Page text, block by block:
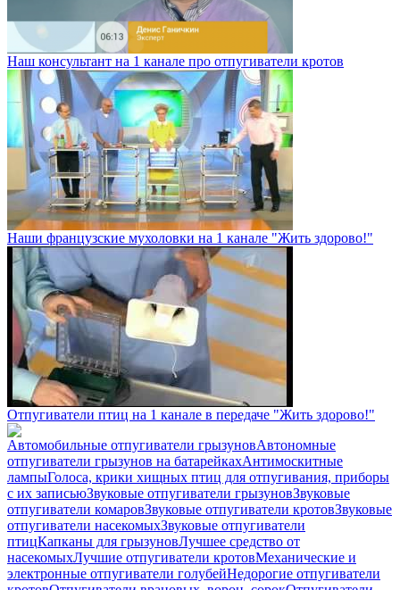
Наш консультант на 1 канале про отпугиватели кротов
Наши французские мухоловки на 1 канале "Жить здорово!"
Отпугиватели птиц на 1 канале в передаче "Жить здорово!"
Автомобильные отпугиватели грызуновАвтономные
отпугиватели грызунов на батарейкахАнтимоскитные
лампыГолоса, крики хищных птиц для отпугивания, приборы
с их записьюЗвуковые отпугиватели грызуновЗвуковые
отпугиватели комаровЗвуковые отпугиватели кротовЗвуковые
отпугиватели насекомыхЗвуковые отпугиватели
птицКапканы для грызуновЛучшее средство от
насекомыхЛучшие отпугиватели кротовМеханические и
электронные отпугиватели голубейНедорогие отпугиватели